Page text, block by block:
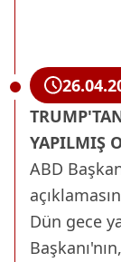
YAPILMIŞ
ABD
Dün gece